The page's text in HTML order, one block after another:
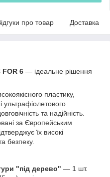
про товар Доставка
FOR 6 — ідеальне рішення
пластику,
ультрафіолетового
та надійність.
за Європейським
їх високі
безпеку.
"під дерево" — 1 шт.